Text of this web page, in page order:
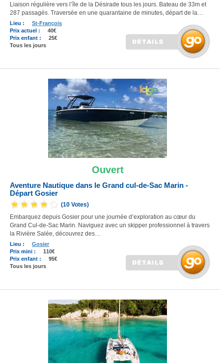
Liaison régulière vers l’île de la Désirade tous les jours. Bateau de 33m et
287 passagés. Traversée en une quarantaine de minutes, départ de la…
Lieu :
St-François
Prix actuel :
40€
Prix enfant :
25€
Tous les jours
Ouvert
Aventure Nautique dans le Grand cul-de-Sac Marin -
Départ Gosier
(10 Votes)
Embarquez depuis Gosier pour une journée d’exploration au cœur du
Grand Cul-de-Sac Marin. Naviguez avec un skipper professionnel à travers
la Rivière Salée, découvrez des…
Lieu :
Gosier
Prix mini :
110€
Prix enfant :
95€
Tous les jours